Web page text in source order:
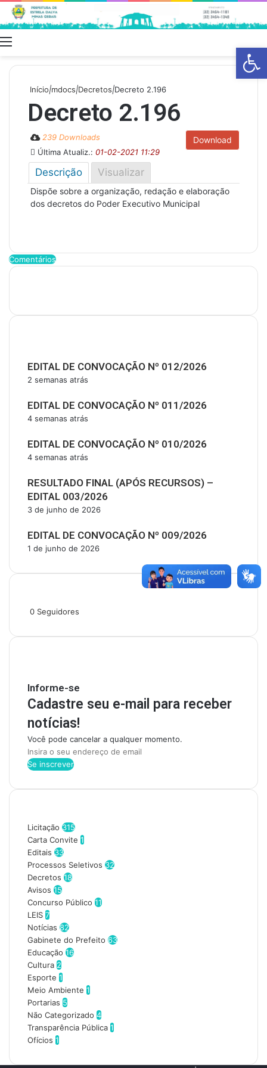
skin
Início|mdocs|Decretos|Decreto 2.196
Decreto 2.196
Download
239 Downloads
Última Atualiz.: 01-02-2021 11:29
Descrição Visualizar
Dispõe sobre a organização, redação e elaboração
dos decretos do Poder Executivo Municipal
Comentários
EDITAL DE CONVOCAÇÃO Nº 012/2026
2 semanas atrás
EDITAL DE CONVOCAÇÃO Nº 011/2026
4 semanas atrás
EDITAL DE CONVOCAÇÃO Nº 010/2026
4 semanas atrás
RESULTADO FINAL (APÓS RECURSOS) –
EDITAL 003/2026
3 de junho de 2026
EDITAL DE CONVOCAÇÃO Nº 009/2026
1 de junho de 2026
0 Seguidores
Informe-se
Cadastre seu e-mail para receber
notícias!
Você pode cancelar a qualquer momento.
I
n
i
o
s
e
u
e
n
d
e
r
e
ç
o
d
e
e
m
a
i
Licitação 315
Carta Convite 1
Editais 33
Processos Seletivos 32
Decretos 18
Avisos 15
Concurso Público 11
LEIS 7
Notícias 82
Gabinete do Prefeito 63
Educação 16
Cultura 2
Esporte 1
Meio Ambiente 1
Portarias 5
Não Categorizado 4
Transparência Pública 1
Ofícios 1
Barra de